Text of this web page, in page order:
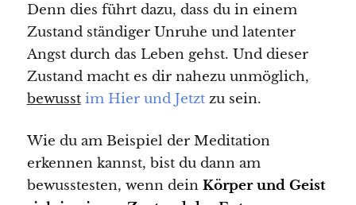
Denn dies führt dazu, dass du in einem
Zustand ständiger Unruhe und latenter
Angst durch das Leben gehst. Und dieser
Zustand macht es dir nahezu unmöglich,
bewusst im Hier und Jetztzu sein.
Wie du am Beispiel der Meditation
erkennen kannst, bist du dann am
bewusstesten, wenn dein Körper und Geist